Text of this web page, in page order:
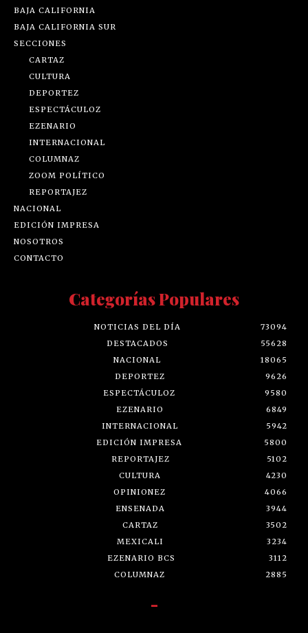
BAJA CALIFORNIA
BAJA CALIFORNIA SUR
SECCIONES
CARTAZ
CULTURA
DEPORTEZ
ESPECTÁCULOZ
EZENARIO
INTERNACIONAL
COLUMNAZ
ZOOM POLÍTICO
REPORTAJEZ
NACIONAL
EDICIÓN IMPRESA
NOSOTROS
CONTACTO
Categorías Populares
NOTICIAS DEL DÍA
73094
DESTACADOS
55628
NACIONAL
18065
DEPORTEZ
9626
ESPECTÁCULOZ
9580
EZENARIO
6849
INTERNACIONAL
5942
EDICIÓN IMPRESA
5800
REPORTAJEZ
5102
CULTURA
4230
OPINIONEZ
4066
ENSENADA
3944
CARTAZ
3502
MEXICALI
3234
EZENARIO BCS
3112
COLUMNAZ
2885
-